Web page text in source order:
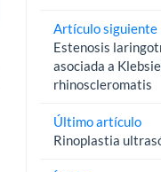
Artículo siguiente
Estenosis
asociada a
rhinoscleromatis
Último artículo
Rinoplastia